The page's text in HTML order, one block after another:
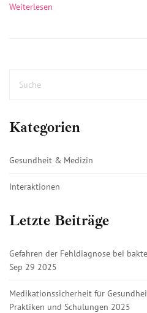
Weiterlesen
Kategorien
Gesundheit & Medizin
Interaktionen
Letzte Beiträge
Gefahren der Fehldiagnose bei
Sep 29 2025
Medikationssicherheit für
Praktiken und Schulungen 2025